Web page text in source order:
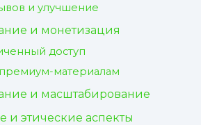
и улучшение
и монетизация
доступ
материалам
и масштабирование
этические аспекты